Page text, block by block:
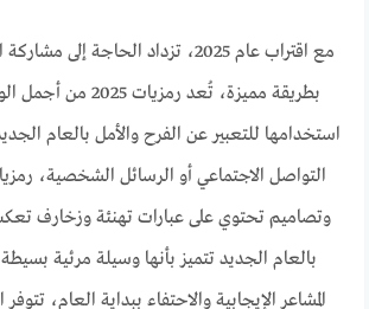
مع اقتراب عام 2025، تزداد الحاجة إلى
بطريقة مميزة، تُعد
استخدامها للتعبير عن الفرح والأمل بالعام
وتصاميم تحتوي على عبارات تهنئة وزخارف
بالعام الجديد تتميز بأنها وسيلة مرئية
المشاعر الإيجابية والاحتفاء ببداية العام،